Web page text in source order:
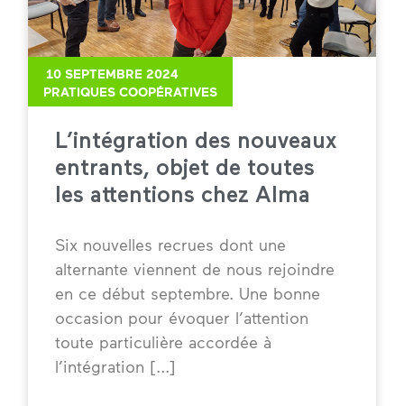
PRATIQUES COOPÉRATIVES
L’intégration des nouveaux
entrants, objet de toutes
les attentions chez Alma
Six nouvelles recrues dont une
alternante viennent de nous rejoindre
en ce début septembre. Une bonne
occasion pour évoquer l’attention
toute particulière accordée à
l’intégration
10 SEPTEMBRE 2024